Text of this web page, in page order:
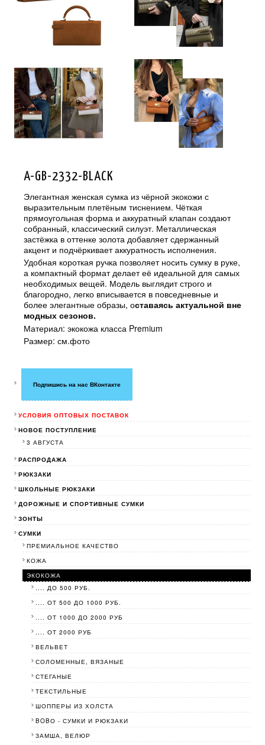
A-GB-2332-BLACK
Элегантная женская сумка из чёрной экокожи с
выразительным плетёным тиснением. Чёткая
прямоугольная форма и аккуратный клапан создают
собранный, классический силуэт. Металлическая
застёжка в оттенке золота добавляет сдержанный
акцент и подчёркивает аккуратность исполнения.
Удобная короткая ручка позволяет носить сумку в руке,
а компактный формат делает её идеальной для самых
необходимых вещей. Модель выглядит строго и
благородно, легко вписывается в повседневные и
более элегантные образы, оставаясь актуальной вне
модных сезонов.
Материал: экокожа класса Premium
Размер: см.фото
Подпишись на нас ВКонтакте
УСЛОВИЯ ОПТОВЫХ ПОСТАВОК
НОВОЕ ПОСТУПЛЕНИЕ
3 АВГУСТА
РАСПРОДАЖА
РЮКЗАКИ
ШКОЛЬНЫЕ РЮКЗАКИ
ДОРОЖНЫЕ И СПОРТИВНЫЕ СУМКИ
ЗОНТЫ
СУМКИ
ПРЕМИАЛЬНОЕ КАЧЕСТВО
КОЖА
ЭКОКОЖА
.... ДО 500 РУБ.
.... ОТ 500 ДО 1000 РУБ.
.... ОТ 1000 ДО 2000 РУБ
.... ОТ 2000 РУБ
ВЕЛЬВЕТ
СОЛОМЕННЫЕ, ВЯЗАНЫЕ
СТЕГАНЫЕ
ТЕКСТИЛЬНЫЕ
ШОППЕРЫ ИЗ ХОЛСТА
BOBО - СУМКИ И РЮКЗАКИ
ЗАМША, ВЕЛЮР